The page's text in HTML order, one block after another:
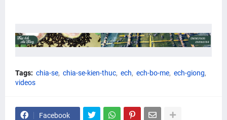
Tags: chia-se chia-se-kien-thuc ech ech-bo-me ech-giong
videos
Facebook